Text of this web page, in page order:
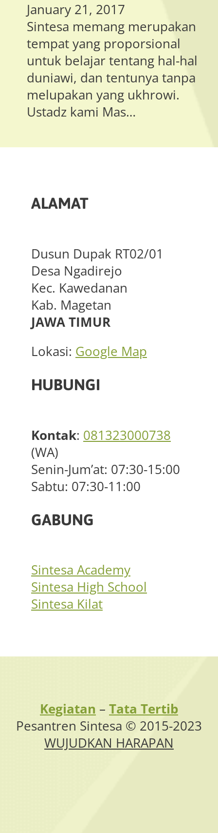
January 21, 2017
Sintesa memang merupakan
tempat yang proporsional
untuk belajar tentang hal-hal
duniawi, dan tentunya tanpa
melupakan yang ukhrowi.
Ustadz kami Mas…
ALAMAT
Dusun Dupak RT02/01
Desa Ngadirejo
Kec. Kawedanan
Kab. Magetan
JAWA TIMUR
Lokasi: Google Map
HUBUNGI
Kontak: 081323000738
(WA)
Senin-Jum’at: 07:30-15:00
Sabtu: 07:30-11:00
GABUNG
Sintesa Academy
Sintesa High School
Sintesa Kilat
Kegiatan – Tata Tertib
Pesantren Sintesa © 2015-2023
WUJUDKAN HARAPAN